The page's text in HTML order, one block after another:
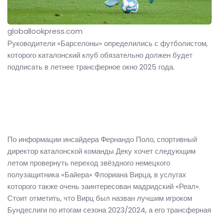
globallookpress.com
Руководители «Барселоны» определились с футболистом,
которого каталонский клуб обязательно должен будет
подписать в летнее трансферное окно 2025 года.
По информации инсайдера Фернандо Поло, спортивный
директор каталонской команды Деку хочет следующим
летом провернуть переход звёздного немецкого
полузащитника «Байера» Флориана Вирца, в услугах
которого также очень заинтересован мадридский «Реал».
Стоит отметить, что Вирц был назван лучшим игроком
Бундеслиги по итогам сезона 2023/2024, а его трансферная